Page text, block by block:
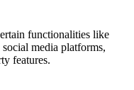
functionalities like
media platforms,
features.